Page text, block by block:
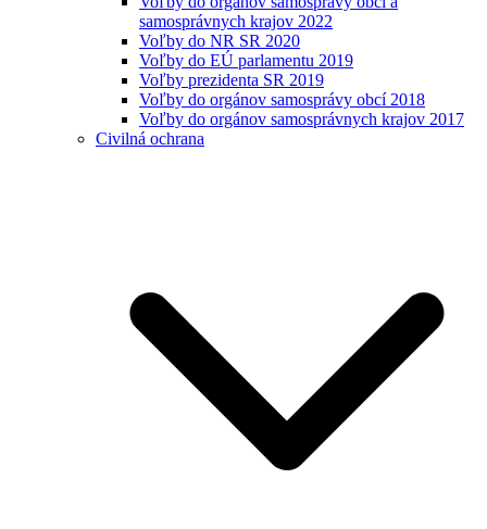
samosprávnych krajov 2022
Voľby do NR SR 2020
Voľby do EÚ parlamentu 2019
Voľby prezidenta SR 2019
Voľby do orgánov samosprávy obcí 2018
Voľby do orgánov samosprávnych krajov 2017
Civilná ochrana